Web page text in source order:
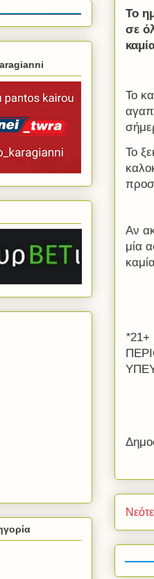
Το
σε
Το
Το
Αν
μία
*​